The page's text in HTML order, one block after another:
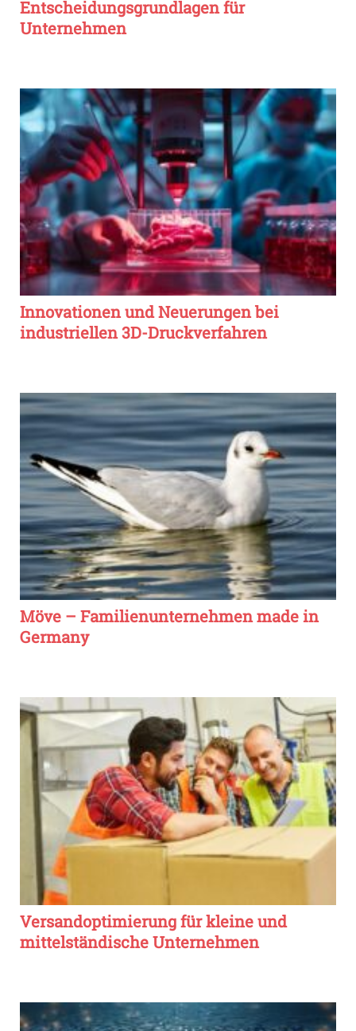
Entscheidungsgrundlagen für
Unternehmen
Innovationen und Neuerungen bei
industriellen 3D-Druckverfahren
Möve – Familienunternehmen made in
Germany
Versandoptimierung für kleine und
mittelständische Unternehmen